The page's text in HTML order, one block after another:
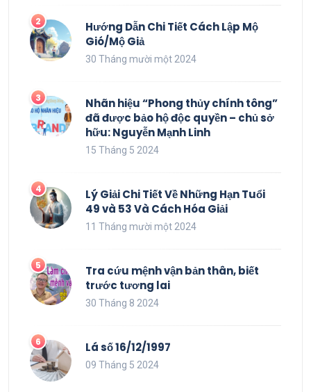
Hướng Dẫn Chi Tiết Cách Lập Mộ
Gió/Mộ Giả
30 Tháng mười một 2024
Nhãn hiệu “Phong thủy chính tông”
đã được bảo hộ độc quyền – chủ sở
hữu: Nguyễn Mạnh Linh
15 Tháng 5 2024
Lý Giải Chi Tiết Về Những Hạn Tuổi
49 và 53 Và Cách Hóa Giải
11 Tháng mười một 2024
Tra cứu mệnh vận bản thân, biết
trước tương lai
30 Tháng 8 2024
Lá số 16/12/1997
09 Tháng 5 2024